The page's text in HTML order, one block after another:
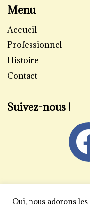
Menu
Accueil
Professionnel
Histoire
Contact
Suivez-nous !
Informations
Oui, nous adorons